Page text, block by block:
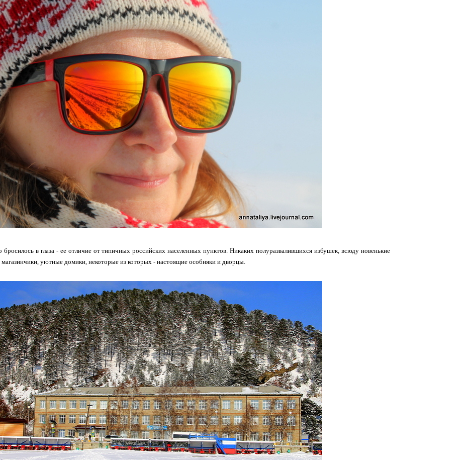
бросилось в глаза - ее отличие от типичных российских населенных пунктов. Никаких полуразвалившихся избушек, всюду новенькие
уютные домики, некоторые из которых - настоящие особняки и дворцы.